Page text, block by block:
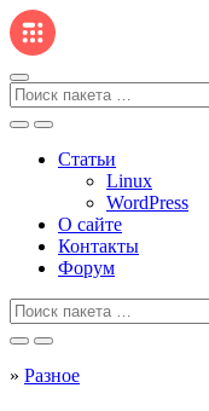
Перейти
к
содержанию
Поиск
для
Статьи
Linux
WordPress
О сайте
Контакты
Форум
Поиск
» Разное